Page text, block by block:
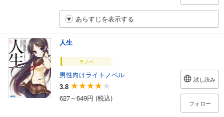
あらすじを表示する
人生
ラノベ
男性向けライトノベル
3.8
627～649円 (税込)
試し読み
フォロー